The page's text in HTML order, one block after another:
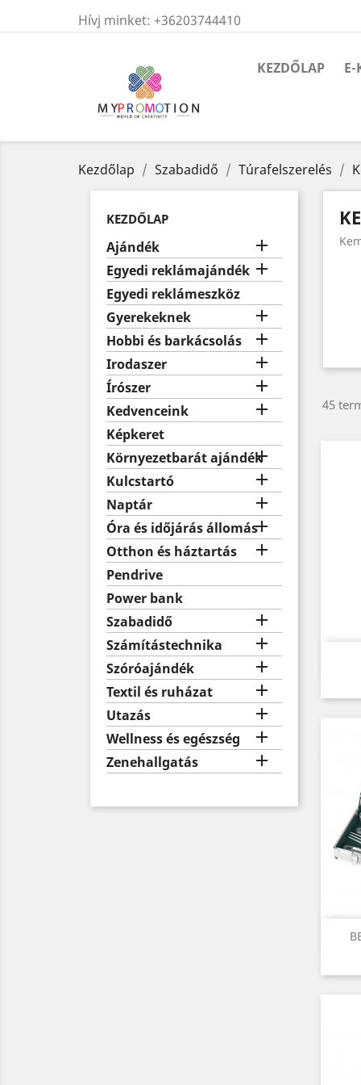
Hívj minket: +36203744410
KEZDŐLAP E-
Kezdőlap Szabadidő Túrafelszerelés
KEZDŐLAP
Ajándék 
Egyedi reklámajándék 
Egyedi reklámeszköz
Gyerekeknek

Hobbi és barkácsolás 
Irodaszer 
Írószer 
Kedvenceink 
Képkeret
Környezetbarát ajándék

Kulcstartó 
Naptár 
Óra és időjárás állomás
Otthon és háztartás 
Pendrive
Power bank
Szabadidő

Számítástechnika 
Szóróajándék 
Textil és ruházat 
Utazás 
Wellness és egészség 
Zenehallgatás 
45